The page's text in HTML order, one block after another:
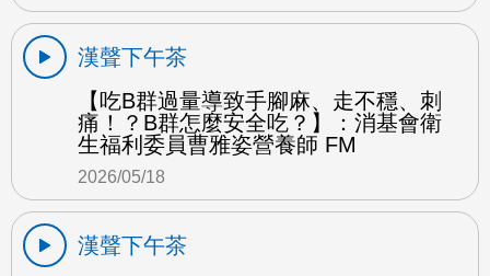
漢聲下午茶
【吃B群過量導致手腳麻、走不穩、刺
痛！？B群怎麼安全吃？】：消基會衛
生福利委員曹雅姿營養師 FM
2026/05/18
漢聲下午茶